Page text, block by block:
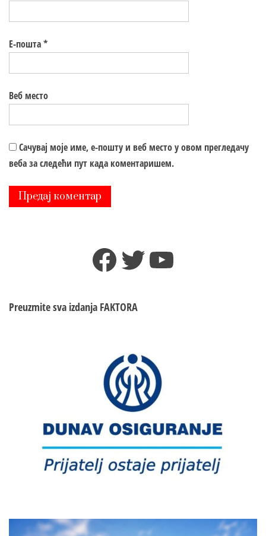
Е-пошта*
Веб место
Сачувај моје име, е-пошту и веб место у овом прегледачу
веба за следећи пут када коментаришем.
Facebook
TwitterYouTube
Preuzmite sva izdanja FAKTORA